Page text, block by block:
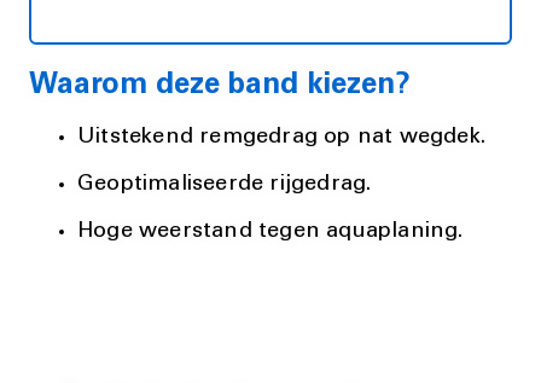
Waarom deze band kiezen?
Uitstekend remgedrag op nat wegdek.
Geoptimaliseerde rijgedrag.
Hoge weerstand tegen aquaplaning.